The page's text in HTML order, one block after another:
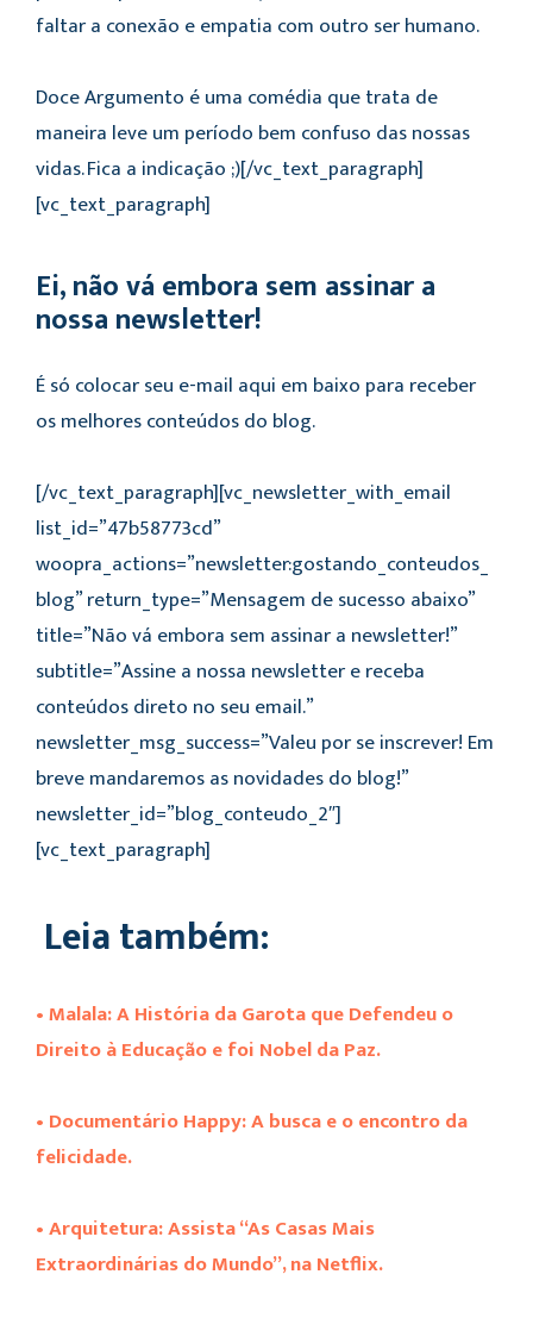
faltar a conexão e empatia com outro ser humano.
Doce Argumento é uma comédia que trata de
maneira leve um período bem confuso das nossas
vidas. Fica a indicação ;)[/vc_text_paragraph]
[vc_text_paragraph]
Ei, não vá embora sem assinar a
nossa newsletter!
É só colocar seu e-mail aqui em baixo para receber
os melhores conteúdos do blog.
[/vc_text_paragraph][vc_newsletter_with_email
list_id=”47b58773cd”
woopra_actions=”newsletter:gostando_conteudos_
blog” return_type=”Mensagem de sucesso abaixo”
title=”Não vá embora sem assinar a newsletter!”
subtitle=”Assine a nossa newsletter e receba
conteúdos direto no seu email.”
newsletter_msg_success=”Valeu por se inscrever! Em
breve mandaremos as novidades do blog!”
newsletter_id=”blog_conteudo_2″]
[vc_text_paragraph]
Leia também:
• Malala: A História da Garota que Defendeu o
Direito à Educação e foi Nobel da Paz.
• Documentário Happy: A busca e o encontro da
felicidade.
• Arquitetura: Assista “As Casas Mais
Extraordinárias do Mundo”, na Netflix.